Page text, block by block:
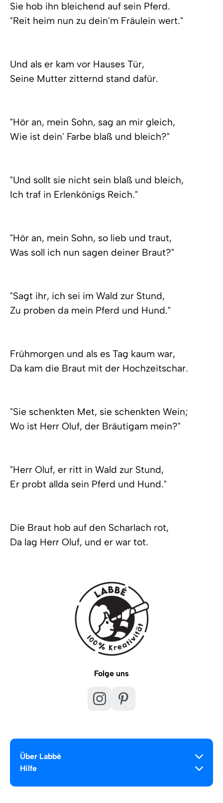
Sie hob ihn bleichend auf sein Pferd.
"Reit heim nun zu dein'm Fräulein wert."
Und als er kam vor Hauses Tür,
Seine Mutter zitternd stand dafür.
"Hör an, mein Sohn, sag an mir gleich,
Wie ist dein' Farbe blaß und bleich?"
"Und sollt sie nicht sein blaß und bleich,
Ich traf in Erlenkönigs Reich."
"Hör an, mein Sohn, so lieb und traut,
Was soll ich nun sagen deiner Braut?"
"Sagt ihr, ich sei im Wald zur Stund,
Zu proben da mein Pferd und Hund."
Frühmorgen und als es Tag kaum war,
Da kam die Braut mit der Hochzeitschar.
"Sie schenkten Met, sie schenkten Wein;
Wo ist Herr Oluf, der Bräutigam mein?"
"Herr Oluf, er ritt in Wald zur Stund,
Er probt allda sein Pferd und Hund."
Die Braut hob auf den Scharlach rot,
Da lag Herr Oluf, und er war tot.
Folge uns
Über Labbé
Hilfe